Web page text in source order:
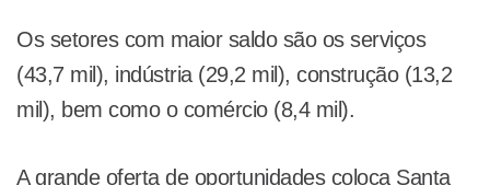
Os setores com maior saldo são os serviços
(43,7 mil), indústria (29,2 mil), construção (13,2
mil), bem como o comércio (8,4 mil).
A grande oferta de oportunidades coloca Santa